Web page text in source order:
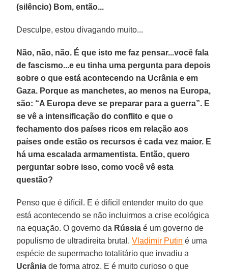
(silêncio) Bom, então...
Desculpe, estou divagando muito...
Não, não, não. É que isto me faz pensar...você fala
de fascismo...e eu tinha uma pergunta para depois
sobre o que está acontecendo na Ucrânia e em
Gaza. Porque as manchetes, ao menos na Europa,
são: “A Europa deve se preparar para a guerra”. E
se vê a intensificação do conflito e que o
fechamento dos países ricos em relação aos
países onde estão os recursos é cada vez maior. E
há uma escalada armamentista. Então, quero
perguntar sobre isso, como você vê esta
questão?
Penso que é difícil. E é difícil entender muito do que
está acontecendo se não incluirmos a crise ecológica
na equação. O governo da Rússia é um governo de
populismo de ultradireita brutal.Vladimir Putin é uma
espécie de supermacho totalitário que invadiu a
Ucrânia de forma atroz. E é muito curioso o que